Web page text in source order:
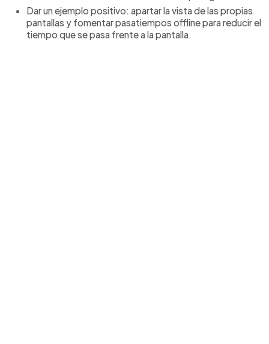
Dar un ejemplo positivo: apartar la vista de las propias
pantallas y fomentar pasatiempos offline para reducir el
tiempo que se pasa frente a la pantalla.